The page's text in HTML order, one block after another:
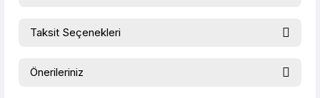
Taksit Seçenekleri
Önerileriniz